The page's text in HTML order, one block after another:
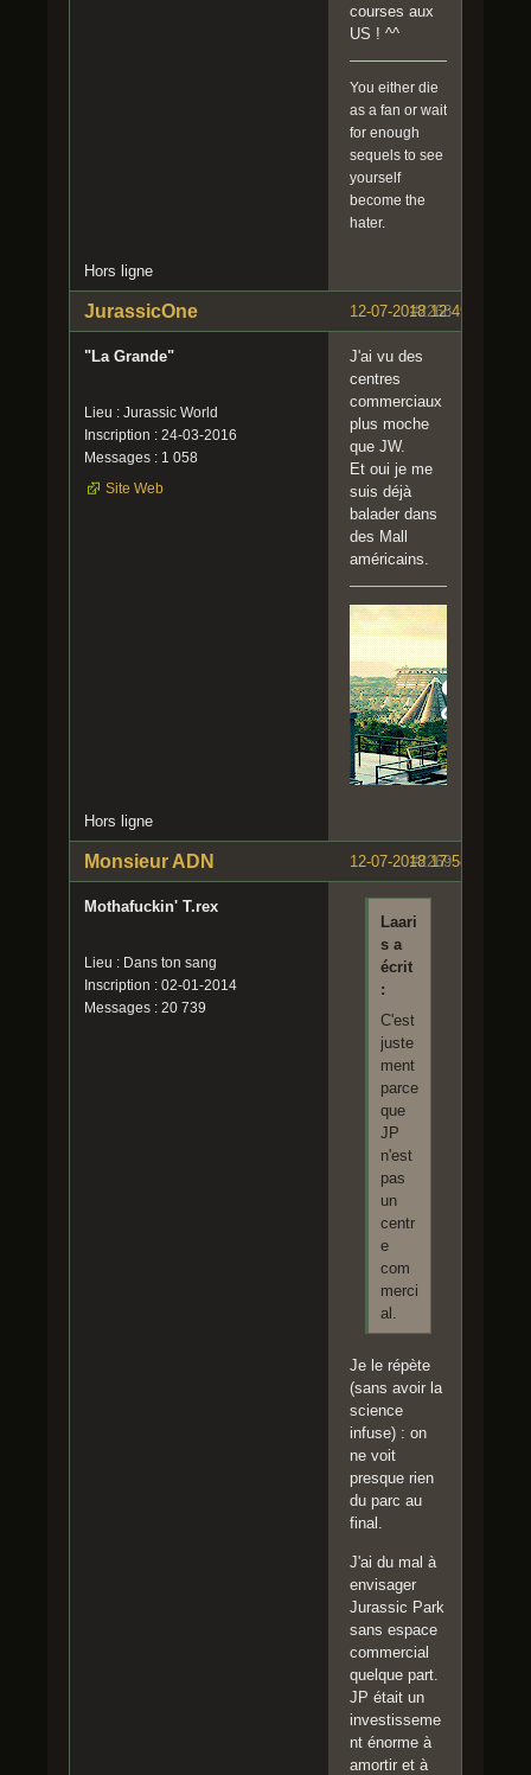
courses aux
US ! ^^
You either die
as a fan or wait
for enough
sequels to see
yourself
become the
hater.
Hors ligne
#2268
12-07-2018 12:49:24
JurassicOne
"La Grande"
Lieu : Jurassic World
Inscription : 24-03-2016
Messages : 1 058
Site Web
J'ai vu des
centres
commerciaux
plus moche
que JW.
Et oui je me
suis déjà
balader dans
des Mall
américains.
Hors ligne
#2269
12-07-2018 17:58:21
Monsieur ADN
Mothafuckin' T.rex
Lieu : Dans ton sang
Inscription : 02-01-2014
Messages : 20 739
Laari
s a
écrit
:
C'est
juste
ment
parce
que
JP
n'est
pas
un
centr
e
com
merci
al.
Je le répète
(sans avoir la
science
infuse) : on
ne voit
presque rien
du parc au
final.
J'ai du mal à
envisager
Jurassic Park
sans espace
commercial
quelque part.
JP était un
investisseme
nt énorme à
amortir et à